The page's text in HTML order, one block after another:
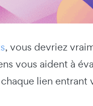
, vous devriez
vous aident à
lien entrant